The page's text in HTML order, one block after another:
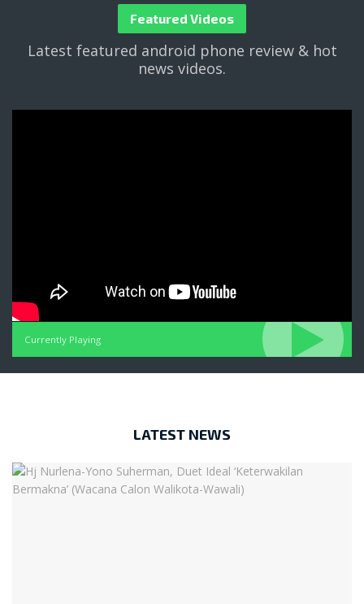
Featured Videos
Latest featured android phone review & hot
news videos.
Currently Playing
LATEST NEWS